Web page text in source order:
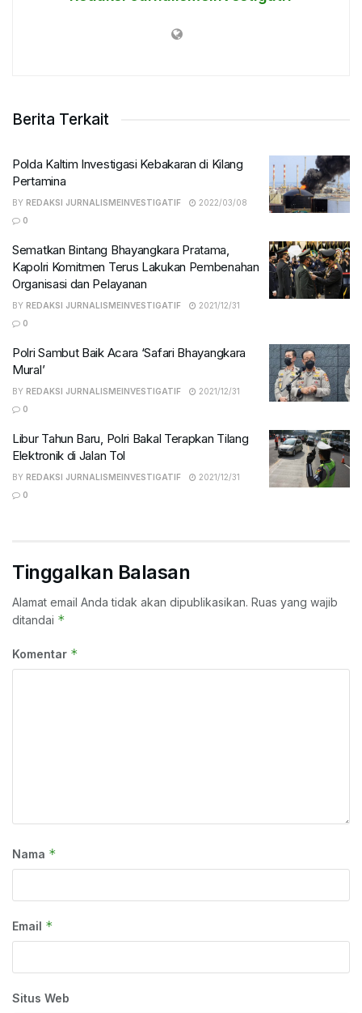
Berita Terkait
Polda Kaltim Investigasi Kebakaran di Kilang
Pertamina
BY REDAKSI JURNALISMEINVESTIGATIF
2022/03/08
0
Sematkan Bintang Bhayangkara Pratama,
Kapolri Komitmen Terus Lakukan Pembenahan
Organisasi dan Pelayanan
BY REDAKSI JURNALISMEINVESTIGATIF
2021/12/31
0
Polri Sambut Baik Acara ‘Safari Bhayangkara
Mural’
BY REDAKSI JURNALISMEINVESTIGATIF
2021/12/31
0
Libur Tahun Baru, Polri Bakal Terapkan Tilang
Elektronik di Jalan Tol
BY REDAKSI JURNALISMEINVESTIGATIF
2021/12/31
0
Tinggalkan Balasan
Alamat email Anda tidak akan dipublikasikan. Ruas yang wajib
ditandai *
Komentar *
Nama *
Email *
Situs Web